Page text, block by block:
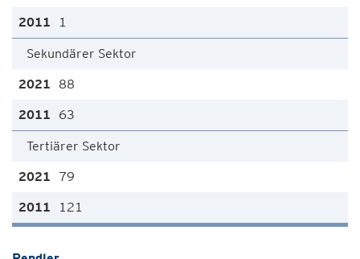
1
Sekundärer Sektor
88
63
Tertiärer Sektor
79
121